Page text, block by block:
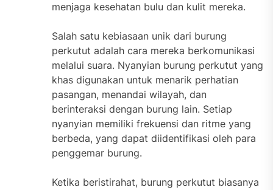
menjaga kesehatan bulu dan kulit mereka.
Salah satu kebiasaan unik dari burung
perkutut adalah cara mereka berkomunikasi
melalui suara. Nyanyian burung perkutut yang
khas digunakan untuk menarik perhatian
pasangan, menandai wilayah, dan
berinteraksi dengan burung lain. Setiap
nyanyian memiliki frekuensi dan ritme yang
berbeda, yang dapat diidentifikasi oleh para
penggemar burung.
Ketika beristirahat, burung perkutut biasanya